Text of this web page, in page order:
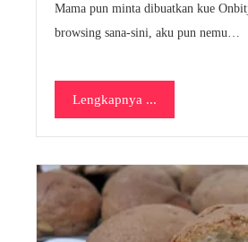
Mama pun minta dibuatkan kue
browsing sana-sini, aku pun nemu…
Lengkapnya ...